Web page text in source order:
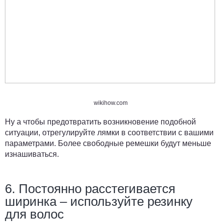
wikihow.com
Ну а чтобы предотвратить возникновение подобной
ситуации, отрегулируйте лямки в соответствии с вашими
параметрами. Более свободные ремешки будут меньше
изнашиваться.
6. Постоянно расстегивается
ширинка – используйте резинку
для волос